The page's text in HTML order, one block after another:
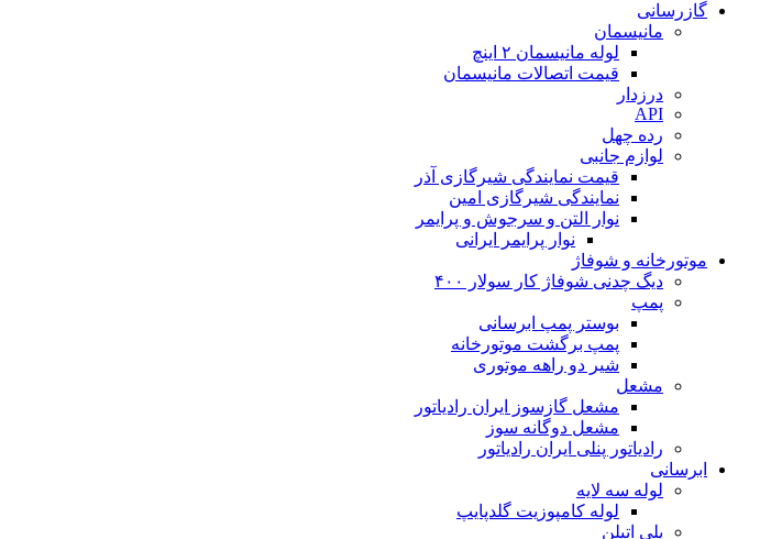
گازرسانی
مانیسمان
لوله مانیسمان ۲ اینچ
قیمت اتصالات مانیسمان
درزدار
API
رده چهل
لوازم جانبی
قیمت نمایندگی شیرگازی آذر
نمایندگی شیرگازی امین
نوار التن و سرجوش و پرایمر
نوار پرایمر ایرانی
موتورخانه و شوفاژ
دیگ چدنی شوفاژ کار سولار ۴۰۰
پمپ
بوستر پمپ ابرسانی
پمپ برگشت موتورخانه
شیر دو راهه موتوری
مشعل
مشعل گازسوز ایران رادیاتور
مشعل دوگانه سوز
رادیاتور پنلی ایران رادیاتور
ابرسانی
لوله سه لایه
لوله کامپوزیت گلدپایپ
پلی اتیلن